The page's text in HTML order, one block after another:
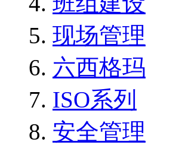
现场管理
六西格玛
ISO系列
安全管理